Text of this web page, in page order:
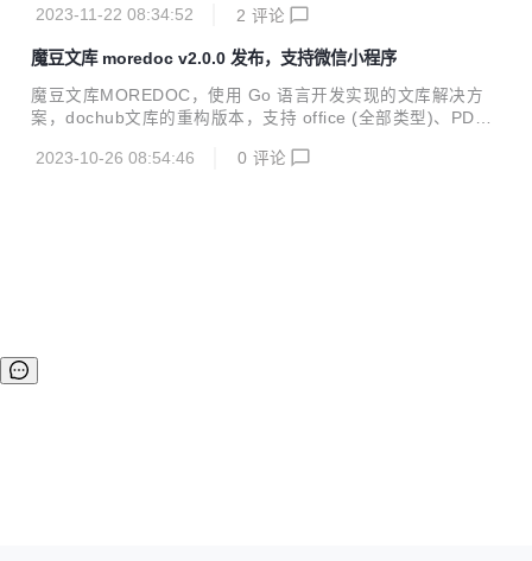
持无限级分类、文档批量上传、文档批量转换、全文搜索、云
付等功能，拥有简洁美观的用户视觉和功能体验，以及配套的
微信小程序。 技术栈 Golang ：gin + gRPC + GORM Vue.js
: nuxt2 + element-ui Database : MySQL 5.7+ 升级日志 社
区版(开源版)升级日志 增加用户注册时邮箱验证控制（在 ...
2023-11-22 08:34:52 2 评论
魔豆文库 moredoc v2.0.0 发布，支持微信小程序
魔豆文库MOREDOC，使用 Go 语言开发实现的文库解决方
案，dochub文库的重构版本，支持 office (全部类型)、PD
持无限级分类、文档批量上传、文档批量转换、全文搜索、云
2023-10-26 08:54:46 0 评论